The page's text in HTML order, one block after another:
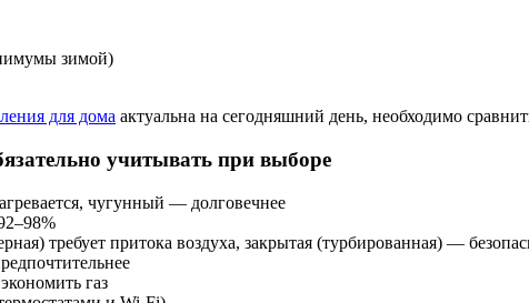
зимой)
для дома актуальна на сегодняшний день, необходимо
учитывать при выборе
чугунный — долговечнее
требует притока воздуха, закрытая (турбированная) —
газ